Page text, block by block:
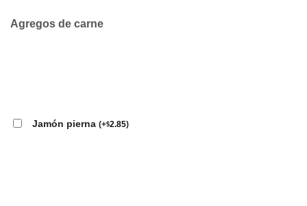
Agregos de carne
Jamón pierna (+$2.85)